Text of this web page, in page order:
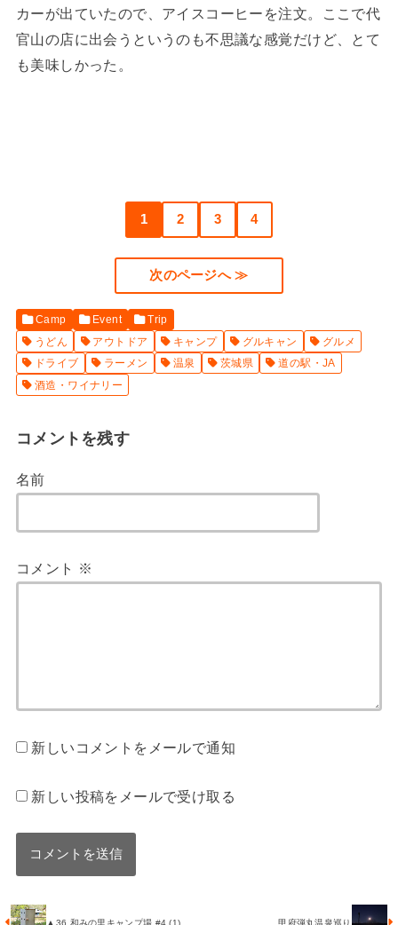
カーが出ていたので、アイスコーヒーを注文。ここで代
官山の店に出会うというのも不思議な感覚だけど、とて
も美味しかった。
1 2 3 4
次のページへ ≫
Camp Event
Trip
うどん
アウトドア キャンプ グルキャン
グルメ
ドライブ
ラーメン 温泉 茨城県
道の駅・JA
酒造・ワイナリー
コメントを残す
名前
コメント ※
新しいコメントをメールで通知
新しい投稿をメールで受け取る
▲36 和みの里キャンプ場 #4 (1) 甲府弾丸温泉巡り